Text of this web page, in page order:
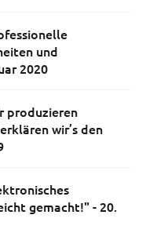
und
2020
produzieren
wir’s den
gemacht!" - 20.